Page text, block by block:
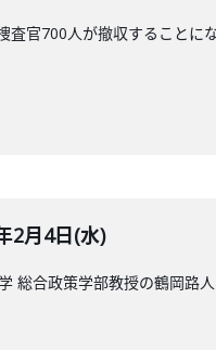
官700人が撤収することに
2月4日(水)
総合政策学部教授の鶴岡路